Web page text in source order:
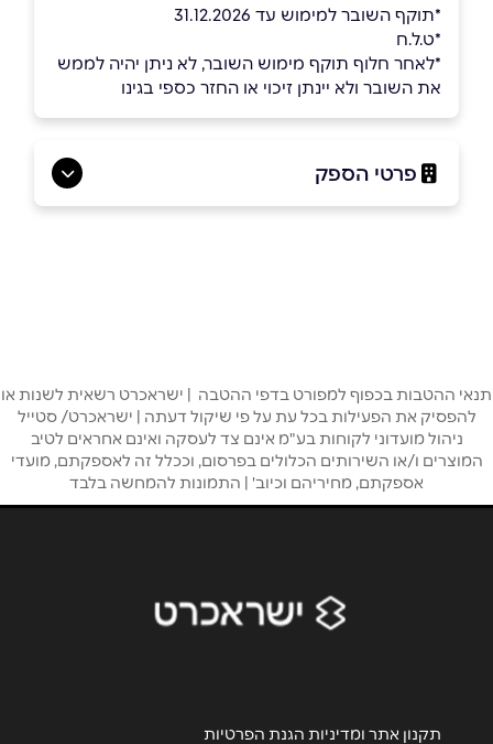
*תוקף השובר למימוש עד 31.12.2026
*ט.ל.ח
*לאחר חלוף תוקף מימוש השובר, לא ניתן יהיה לממש
את השובר ולא יינתן זיכוי או החזר כספי בגינו
פרטי הספק
שם מלא*
טלפון*
אנא חזרו אלי בקשר ל...
תנאי ההטבות בכפוף למפורט בדפי ההטבה | ישראכרט רשאית לשנות או
להפסיק את הפעילות בכל עת על פי שיקול דעתה | ישראכרט/ סטייל
ניהול מועדוני לקוחות בע"מ אינם צד לעסקה ואינם אחראים לטיב
המוצרים ו/או השירותים הכלולים בפרסום, וככלל זה לאספקתם, מועדי
אספקתם, מחיריהם וכיוב' | התמונות להמחשה בלבד
תקנון אתר ומדיניות הגנת הפרטיות